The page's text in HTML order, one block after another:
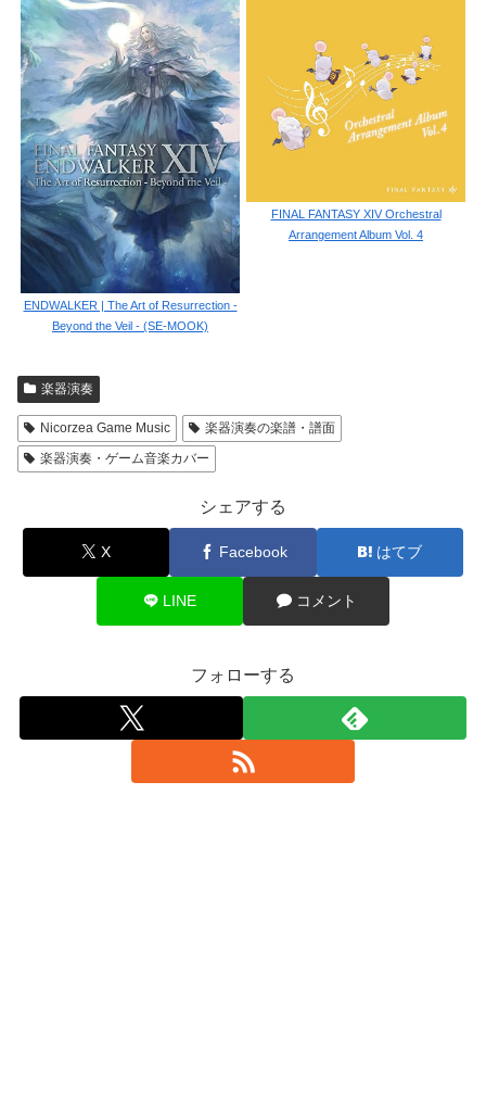
ENDWALKER | The Art of Resurrection -
Beyond the Veil - (SE-MOOK)
FINAL FANTASY XIV Orchestral
Arrangement Album Vol. 4
楽器演奏
Nicorzea Game Music
楽器演奏の楽譜・譜面
楽器演奏・ゲーム音楽カバー
シェアする
X Facebook はてブ
LINE コメント
フォローする